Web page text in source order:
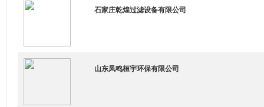
石家庄乾煌过滤设备有限公司
山东凤鸣桓宇环保有限公司